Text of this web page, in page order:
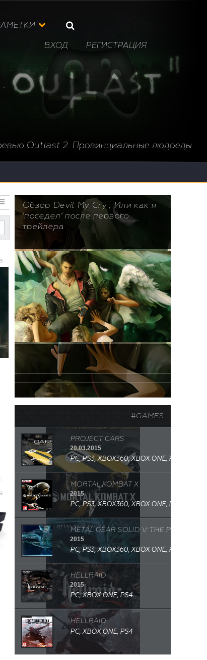
ВХОД РЕГИСТРАЦИЯ
Outlast 2. Провинциальные людоеды
Обзор Devil My Cry , Или как я
‘поседел‘ после первого
трейлера
#GAMES
PROJECT CARS
20.03.2015
PC, PS3, XBOX360, XBOX ONE, PS4
MORTAL KOMBAT X
2015
PC, PS3, XBOX360, XBOX ONE, PS4
METAL GEAR SOLID V: THE PHANTOM
2015
PC, PS3, XBOX360, XBOX ONE, PS4
HELLRAID
2015
PC, XBOX ONE, PS4
HELLRAID
PC, XBOX ONE, PS4